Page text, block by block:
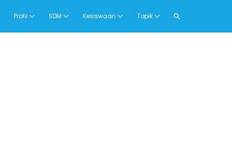
Profil SDM Kesiswaan Topik
Search